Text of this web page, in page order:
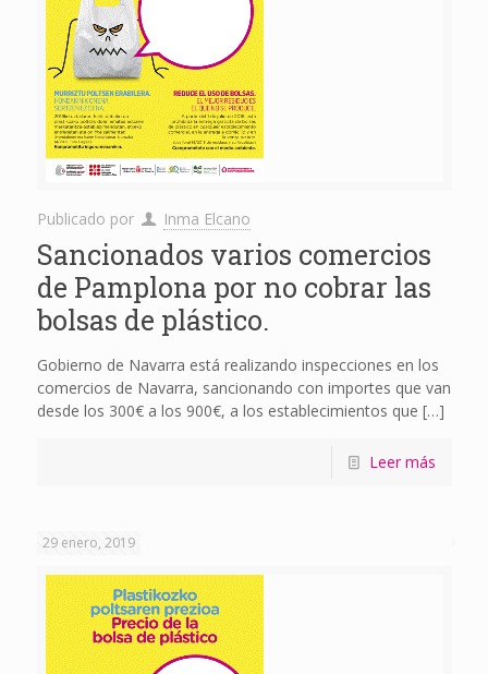
Publicado por Inma Elcano
Sancionados varios comercios
de Pamplona por no cobrar las
bolsas de plástico.
Gobierno de Navarra está realizando inspecciones en los
comercios de Navarra, sancionando con importes que van
desde los 300€ a los 900€, a los establecimientos que […]
Leer más
29 enero, 2019